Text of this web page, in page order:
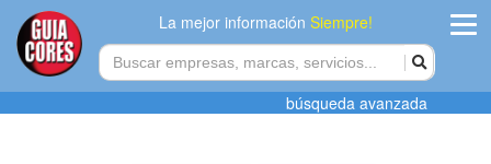
La mejor informaciónSiempre!
Agregar
búsqueda avanzada